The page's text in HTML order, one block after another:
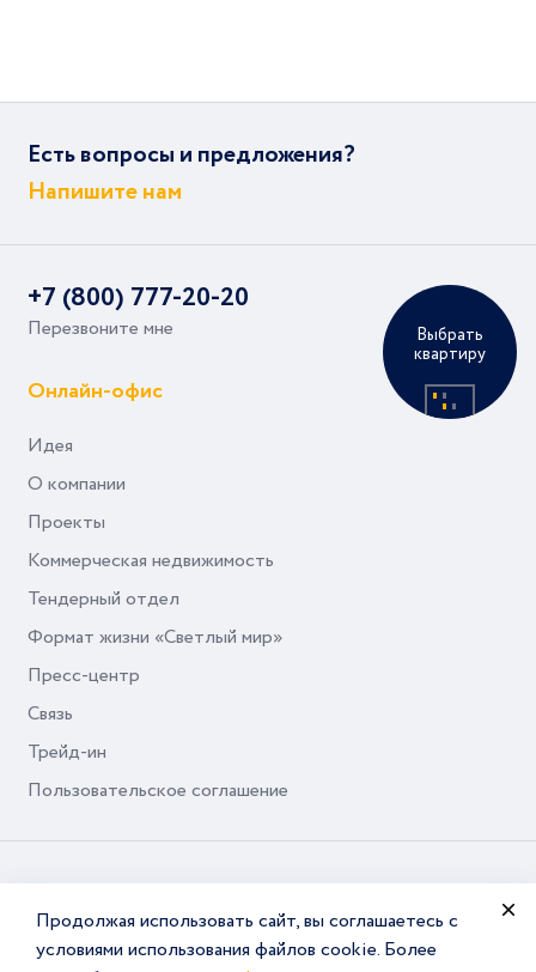
Продолжая использовать сайт, вы соглашаетесь с
условиями использования файлов cookie. Более
Выбрать
квартиру
Есть вопросы и предложения?
Напишите нам
+7 (800) 777-20-20
Перезвоните мне
Онлайн-офис
Идея
О компании
Проекты
Коммерческая недвижимость
Тендерный отдел
Формат жизни «Светлый мир»
Пресс-центр
Связь
Трейд-ин
Пользовательское соглашение